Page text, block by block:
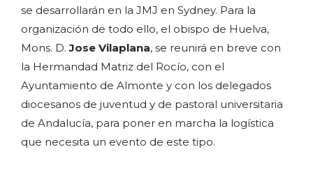
se desarrollarán en la JMJ en Sydney. Para la
organización de todo ello, el obispo de Huelva,
Mons. D. Jose Vilaplana, se reunirá en breve con
la Hermandad Matriz del Rocío, con el
Ayuntamiento de Almonte y con los delegados
diocesanos de juventud y de pastoral universitaria
de Andalucía, para poner en marcha la logística
que necesita un evento de este tipo.